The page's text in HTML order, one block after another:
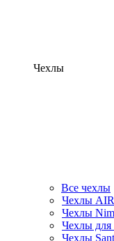
Чехлы
Все чехлы
Чехлы
Чехлы
Чехлы для
Чехлы